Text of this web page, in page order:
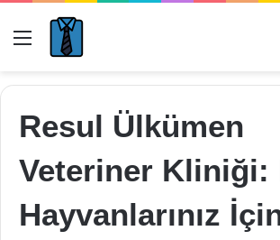
Menü
Resul Ülkümen
Veteriner Kliniği:
Hayvanlarınız